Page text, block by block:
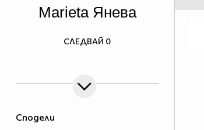
Сподели
Marieta Яневa
СЛЕДВАЙ 0